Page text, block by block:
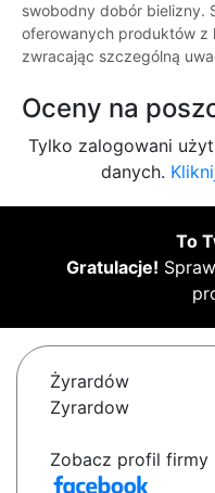
swobodny dobór bielizny.
oferowanych produktów z
zwracając szczególną
Oceny na
Tylko zalogowani
danych.
To
Gratulacje!
Żyrardów
Zyrardow
Zobacz profil firmy